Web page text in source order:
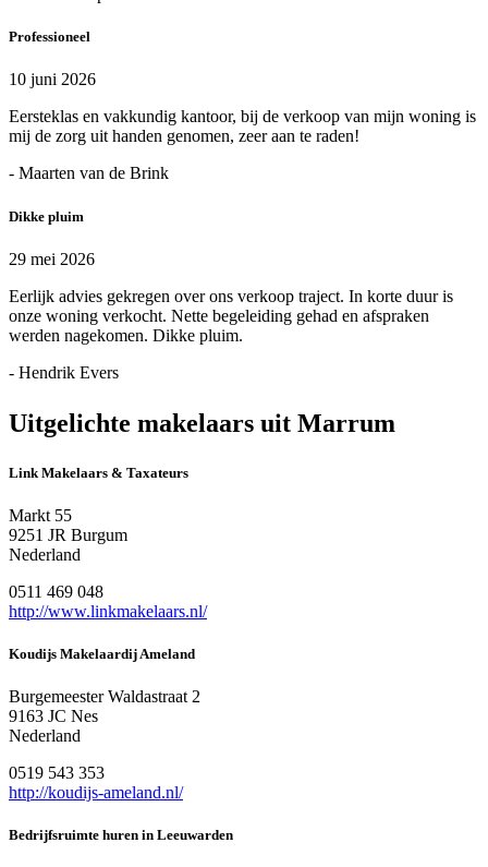
Professioneel
10 juni 2026
Eersteklas en vakkundig kantoor, bij de verkoop van mijn woning is
mij de zorg uit handen genomen, zeer aan te raden!
- Maarten van de Brink
Dikke pluim
29 mei 2026
Eerlijk advies gekregen over ons verkoop traject. In korte duur is
onze woning verkocht. Nette begeleiding gehad en afspraken
werden nagekomen. Dikke pluim.
- Hendrik Evers
Uitgelichte makelaars uit Marrum
Link Makelaars & Taxateurs
Markt 55
9251 JR Burgum
Nederland
0511 469 048
http://www.linkmakelaars.nl/
Koudijs Makelaardij Ameland
Burgemeester Waldastraat 2
9163 JC Nes
Nederland
0519 543 353
http://koudijs-ameland.nl/
Bedrijfsruimte huren in Leeuwarden